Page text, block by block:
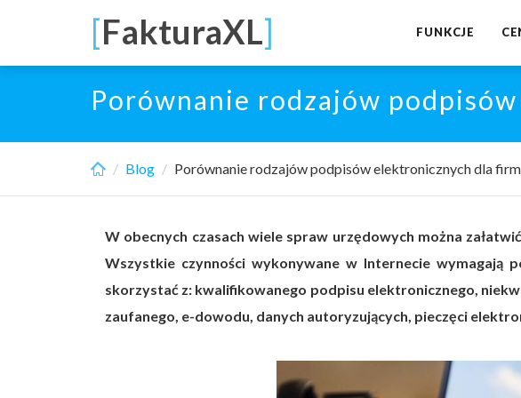
main
[FakturaXL] FUNKCJE
Porównanie rodzajów
Blog Porównanie rodzajów podpisów elektronicznych dla firm
W obecnych czasach wiele spraw urzędowych można
Wszystkie czynności wykonywane w Internecie wymagają
skorzystać z: kwalifikowanego podpisu elektronicznego,
zaufanego, e-dowodu, danych autoryzujących, pieczęci